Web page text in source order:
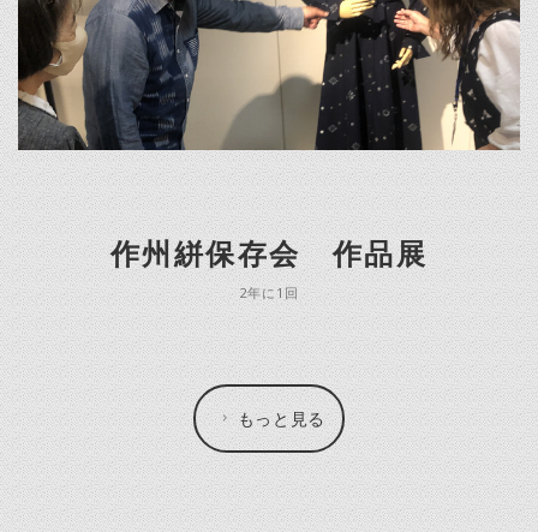
作州絣保存会 作品展
2年に1回
もっと見る